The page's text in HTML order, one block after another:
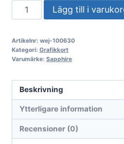
VGA
SAPPHIRE
Radeon
RX
XT
8GB
Gaming
(UEFI)
Lägg till i
Artikelnr: wej-100630
Kategori: Grafikkort
Varumärke: Sapphire
Beskrivning
Ytterligare information
Recensioner (0)